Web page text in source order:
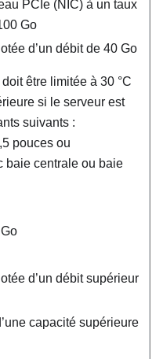
PCIe (NIC) à un taux
Go
d’un débit de 40 Go
être limitée à 30 °C
si le serveur est
suivants :
pouces ou
baie centrale ou baie
d’un débit supérieur
capacité supérieure